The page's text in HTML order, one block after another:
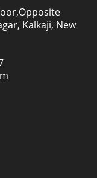
Kalkaji, New